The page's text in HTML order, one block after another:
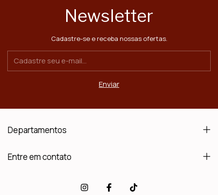
Newsletter
Cadastre-se e receba nossas ofertas.
Departamentos
Entre em contato